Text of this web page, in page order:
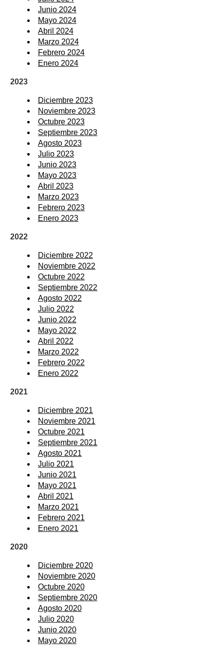
Junio 2024
Mayo 2024
Abril 2024
Marzo 2024
Febrero 2024
Enero 2024
2023
Diciembre 2023
Noviembre 2023
Octubre 2023
Septiembre 2023
Agosto 2023
Julio 2023
Junio 2023
Mayo 2023
Abril 2023
Marzo 2023
Febrero 2023
Enero 2023
2022
Diciembre 2022
Noviembre 2022
Octubre 2022
Septiembre 2022
Agosto 2022
Julio 2022
Junio 2022
Mayo 2022
Abril 2022
Marzo 2022
Febrero 2022
Enero 2022
2021
Diciembre 2021
Noviembre 2021
Octubre 2021
Septiembre 2021
Agosto 2021
Julio 2021
Junio 2021
Mayo 2021
Abril 2021
Marzo 2021
Febrero 2021
Enero 2021
2020
Diciembre 2020
Noviembre 2020
Octubre 2020
Septiembre 2020
Agosto 2020
Julio 2020
Junio 2020
Mayo 2020